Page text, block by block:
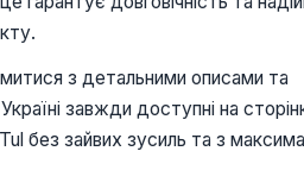
з детальними описами та
Україні завжди доступні на
без зайвих зусиль та з